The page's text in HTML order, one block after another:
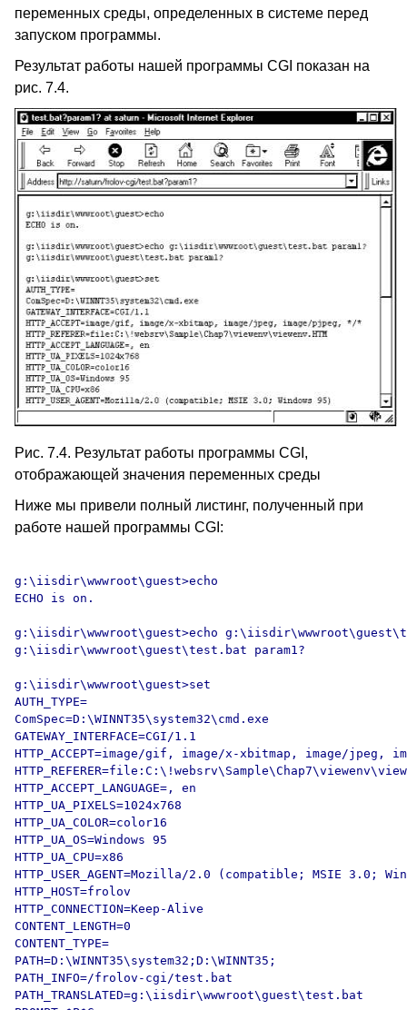
переменных среды, определенных в системе перед
запуском программы.
Результат работы нашей программы CGI показан на
рис. 7.4.
Рис. 7.4. Результат работы программы CGI,
отображающей значения переменных среды
Ниже мы привели полный листинг, полученный при
работе нашей программы CGI:
g:\iisdir\wwwroot\guest>echo
ECHO is on.
g:\iisdir\wwwroot\guest>echo
g:\iisdir\wwwroot\guest\test.bat param1?
g:\iisdir\wwwroot\guest>set
AUTH_TYPE=
ComSpec=D:\WINNT35\system32\cmd.exe
GATEWAY_INTERFACE=CGI/1.1
HTTP_ACCEPT=image/gif, image/x-xbitmap, image/jpeg,
HTTP_ACCEPT_LANGUAGE=, en
HTTP_UA_PIXELS=1024x768
HTTP_UA_COLOR=color16
HTTP_UA_OS=Windows 95
HTTP_UA_CPU=x86
HTTP_USER_AGENT=Mozilla/2.0 (compatible; MSIE 3.0;
HTTP_HOST=frolov
HTTP_CONNECTION=Keep-Alive
CONTENT_LENGTH=0
CONTENT_TYPE=
PATH=D:\WINNT35\system32;D:\WINNT35;
PATH_INFO=/frolov-cgi/test.bat
PATH_TRANSLATED=g:\iisdir\wwwroot\guest\test.bat